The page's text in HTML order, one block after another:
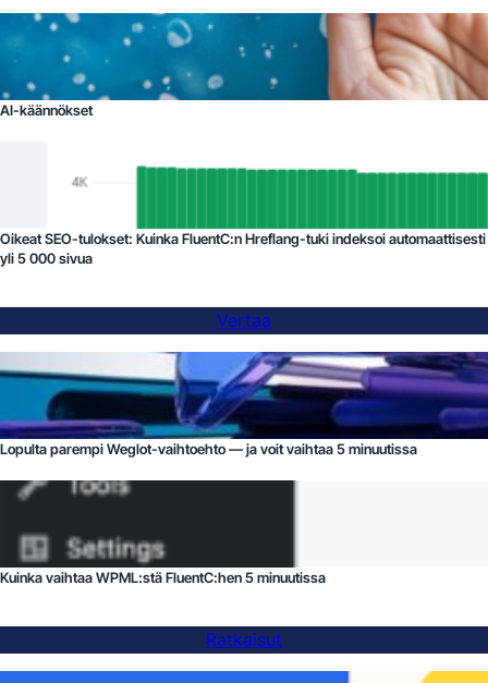
AI-käännökset
Oikeat SEO-tulokset: Kuinka FluentC:n Hreflang-tuki indeksoi automaattisesti
yli 5 000 sivua
Vertaa
Lopulta parempi Weglot-vaihtoehto — ja voit vaihtaa 5 minuutissa
Kuinka vaihtaa WPML:stä FluentC:hen 5 minuutissa
Ratkaisut